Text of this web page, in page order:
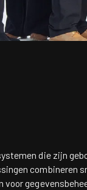
die zijn
combineren
voor